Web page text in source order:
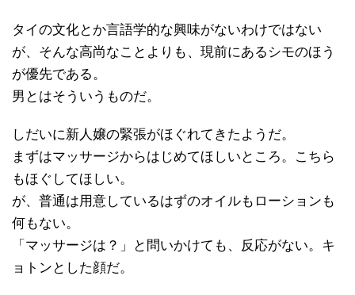
タイの文化とか言語学的な興味がないわけではない
が、そんな高尚なことよりも、現前にあるシモのほう
が優先である。
男とはそういうものだ。
しだいに新人嬢の緊張がほぐれてきたようだ。
まずはマッサージからはじめてほしいところ。こちら
もほぐしてほしい。
が、普通は用意しているはずのオイルもローションも
何もない。
「マッサージは？」と問いかけても、反応がない。キ
ョトンとした顔だ。